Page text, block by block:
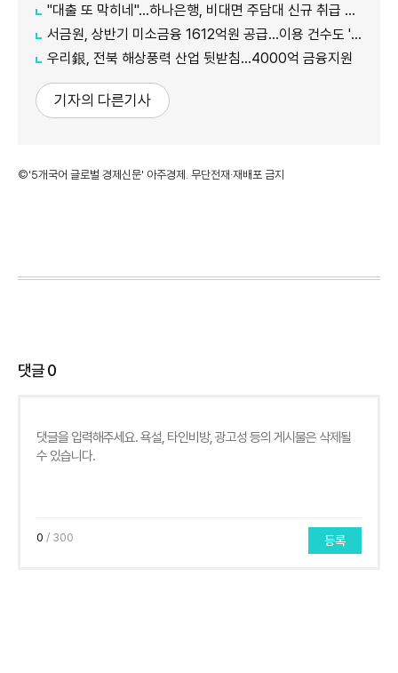
"대출 또 막히네"…하나은행, 비대면 주담대 신규 취급 중단
서금원, 상반기 미소금융 1612억원 공급…이용 건수도 '역대 최대'
우리銀, 전북 해상풍력 산업 뒷받침…4000억 금융지원
기자의 다른기사
©'5개국어 글로벌 경제신문' 아주경제. 무단전재·재배포 금지
댓글0
0 / 300 등록